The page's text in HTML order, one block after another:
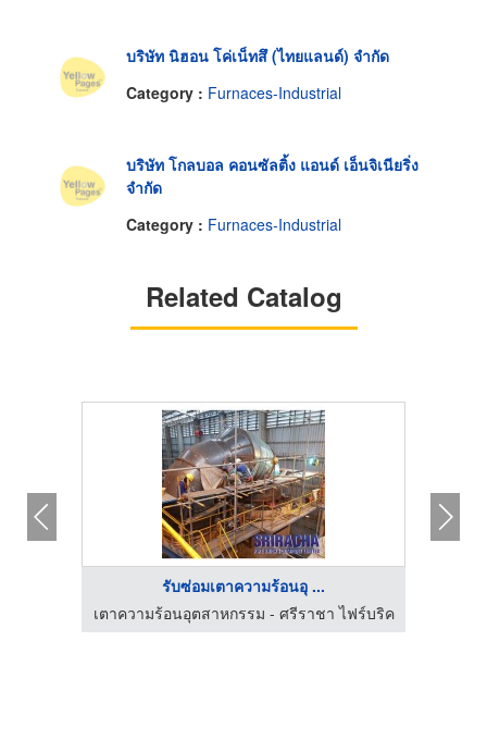
บริษัท นิฮอน โค่เน็ทสึ (ไทยแลนด์) จำกัด
Category : Furnaces-Industrial
บริษัท โกลบอล คอนซัลติ้ง แอนด์ เอ็นจิเนียริ่ง
จำกัด
Category : Furnaces-Industrial
Related Catalog
รับซ่อมเตาความร้อนอุ ...
เตาความร้อนอุตสาหกรรม - ศรีราชา ไฟร์บริค